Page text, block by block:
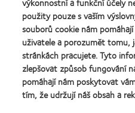
použity pouze s vaším
souborů cookie nám
uživatele a porozumět tomu,
stránkách pracujete. Tyto
zlepšovat způsob fungování
pomáhají nám poskytovat
tím, že udržují náš obsah a